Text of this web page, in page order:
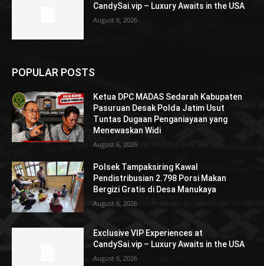
CandySai.vip – Luxury Awaits in the USA
August 6, 2026
POPULAR POSTS
Ketua DPC MADAS Sedarah Kabupaten
Pasuruan Desak Polda Jatim Usut
Tuntas Dugaan Penganiayaan yang
Menewaskan Widi
August 6, 2026
Polsek Tampaksiring Kawal
Pendistribusian 2.798 Porsi Makan
Bergizi Gratis di Desa Manukaya
August 6, 2026
Exclusive VIP Experiences at
CandySai.vip – Luxury Awaits in the USA
August 6, 2026